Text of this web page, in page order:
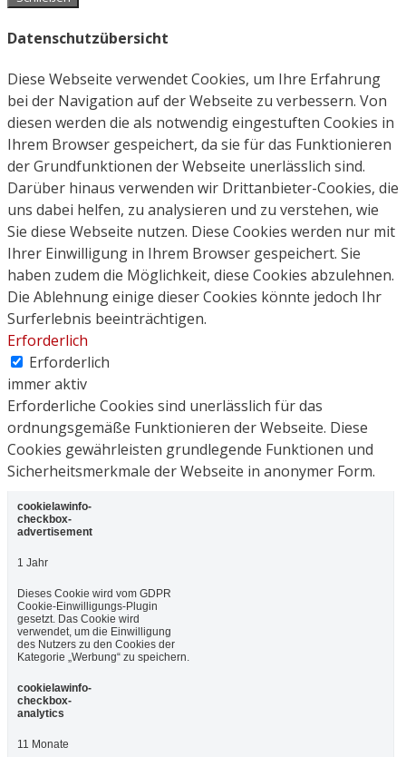
Datenschutzübersicht
Diese Webseite verwendet Cookies, um Ihre Erfahrung
bei der Navigation auf der Webseite zu verbessern. Von
diesen werden die als notwendig eingestuften Cookies in
Ihrem Browser gespeichert, da sie für das Funktionieren
der Grundfunktionen der Webseite unerlässlich sind.
Darüber hinaus verwenden wir Drittanbieter-Cookies, die
uns dabei helfen, zu analysieren und zu verstehen, wie
Sie diese Webseite nutzen. Diese Cookies werden nur mit
Ihrer Einwilligung in Ihrem Browser gespeichert. Sie
haben zudem die Möglichkeit, diese Cookies abzulehnen.
Die Ablehnung einige dieser Cookies könnte jedoch Ihr
Surferlebnis beeinträchtigen.
Erforderlich
Erforderlich
immer aktiv
Erforderliche Cookies sind unerlässlich für das
ordnungsgemäße Funktionieren der Webseite. Diese
Cookies gewährleisten grundlegende Funktionen und
Sicherheitsmerkmale der Webseite in anonymer Form.
cookielawinfo-
checkbox-
advertisement
1 Jahr
Dieses Cookie wird vom GDPR
Cookie-Einwilligungs-Plugin
gesetzt. Das Cookie wird
verwendet, um die Einwilligung
des Nutzers zu den Cookies der
Kategorie „Werbung“ zu speichern.
cookielawinfo-
checkbox-
analytics
11 Monate